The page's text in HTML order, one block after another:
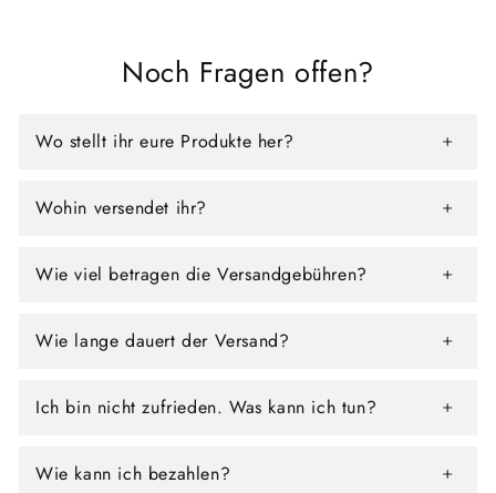
Noch Fragen offen?
Wo stellt ihr eure Produkte her?
Wohin versendet ihr?
Wie viel betragen die Versandgebühren?
Wie lange dauert der Versand?
Ich bin nicht zufrieden. Was kann ich tun?
Wie kann ich bezahlen?